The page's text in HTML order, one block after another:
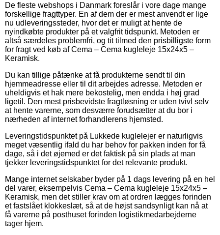
De fleste webshops i Danmark foreslår i vore dage mange
forskellige fragttyper. En af dem der er mest anvendt er lige
nu udleveringssteder, hvor det er muligt at hente de
nyindkøbte produkter på et valgfrit tidspunkt. Metoden er
altså særdeles problemfri, og tit tilmed den prisbilligste form
for fragt ved køb af Cema – Cema kugleleje 15x24x5 –
Keramisk.
Du kan tillige påtænke at få produkterne sendt til din
hjemmeadresse eller til dit arbejdes adresse. Metoden er
uheldigvis et hak mere bekostelig, men endda i høj grad
ligetil. Den mest prisbevidste fragtløsning er uden tvivl selv
at hente varerne, som desværre forudsætter at du bor i
nærheden af internet forhandlerens hjemsted.
Leveringstidspunktet på Lukkede kuglelejer er naturligvis
meget væsentlig ifald du har behov for pakken inden for få
dage, så i det øjemed er det faktisk på sin plads at man
tjekker leveringstidspunktet for det relevante produkt.
Mange internet selskaber byder på 1 dags levering på en hel
del varer, eksempelvis Cema – Cema kugleleje 15x24x5 –
Keramisk, men det stiller krav om at ordren lægges forinden
et fastslået klokkeslæt, så at de højst sandsynligt kan nå at
få varerne på posthuset forinden logistikmedarbejderne
tager hjem.